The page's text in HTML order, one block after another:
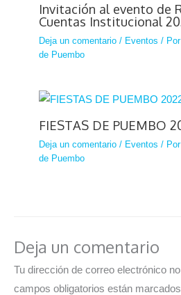
Invitación al evento de
Cuentas Institucional
Deja un comentario / Eventos /
de Puembo
FIESTAS DE PUEMBO
Deja un comentario / Eventos /
de Puembo
Deja un comentario
Tu dirección de correo electrónico
campos obligatorios están